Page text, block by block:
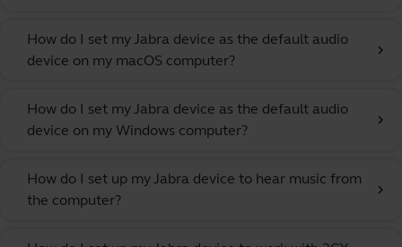
How do I set my Jabra device as the default audio
device on my macOS computer?
chevron_right
How do I set my Jabra device as the default audio
device on my Windows computer?
chevron_right
How do I set up my Jabra device to hear music from
the computer?
chevron_right